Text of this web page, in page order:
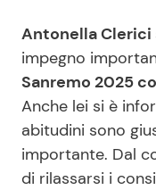
Info
Chi siamo
Redazione
Contattaci
Antonella Clerici
impegno
Sanremo 2025
Anche lei si è
abitudini sono
importante. Dal
di rilassarsi i